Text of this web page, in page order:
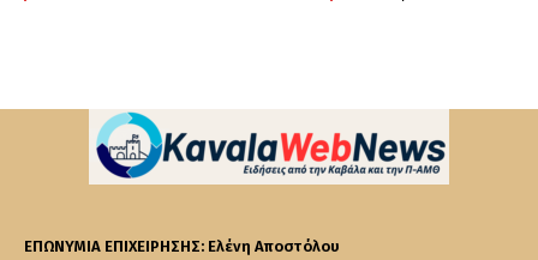
ΕΠΩΝΥΜΙΑ ΕΠΙΧΕΙΡΗΣΗΣ: Ελένη Αποστόλου